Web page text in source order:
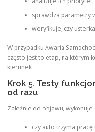
sprawdza parametry
weryfikuje, czy
W przypadku Awaria
często jest to etap, na którym
kierunek.
Krok 5. Testy
od razu
Zależnie od objawu, wykonuje
czy auto trzyma pracę